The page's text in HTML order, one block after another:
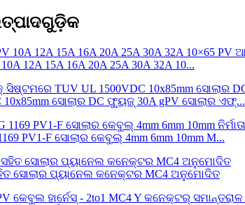
12A 15A 16A 20A 25A 30A 32A 10...
10x85mm ସୋଲାର DC ଫ୍ୟୁଜ୍ 30A gPV ସୋଲାର ଏଫ୍...
PV1-F ସୋଲାର କେବୁଲ୍ 4mm 6mm 10mm M...
ସୋଲାର ପ୍ୟାନେଲ କନେକ୍ଟର MC4 ଅନୁମୋଦିତ